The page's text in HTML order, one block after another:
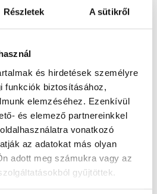
Részletek A sütikről
és hirdetések személyre
funkciók biztosításához,
elemzéséhez. Ezenkívül
és elemező partnereinkkel
vonatkozó
az adatokat más olyan
adott meg számukra vagy az
gyűjtöttek.
Gyermekradiológus
VIII. kerület